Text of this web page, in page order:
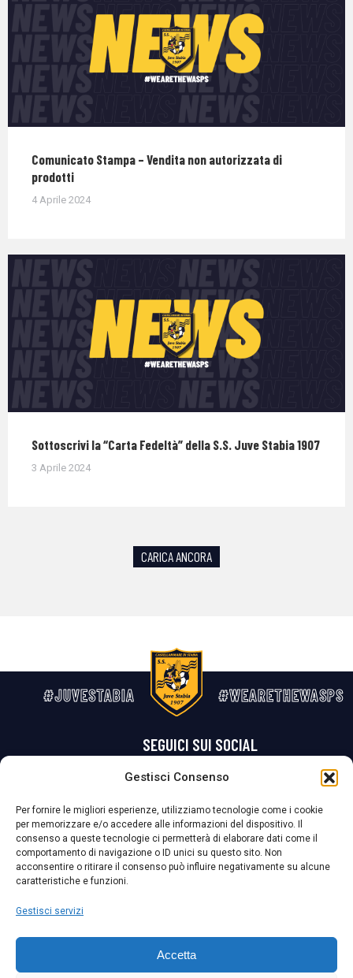
Gestisci Consenso
Per fornire le migliori esperienze, utilizziamo tecnologie come i cookie
per memorizzare e/o accedere alle informazioni del dispositivo. Il
consenso a queste tecnologie ci permetterà di elaborare dati come il
comportamento di navigazione o ID unici su questo sito. Non
acconsentire o ritirare il consenso può influire negativamente su alcune
caratteristiche e funzioni.
Gestisci servizi
Accetta
Comunicato Stampa – Vendita non autorizzata di
prodotti
4 Aprile 2024
Sottoscrivi la “Carta Fedeltà” della S.S. Juve Stabia 1907
3 Aprile 2024
CARICA ANCORA
#JUVESTABIA #WEARETHEWASPS
SEGUICI SUI SOCIAL
La Società ha nominato il Responsabile della Protezione dei Dati Personali (DPO), figura specializzata che vigila sulle modalità adottate dalla
nostra Società per tutelare i Suoi dati personali.